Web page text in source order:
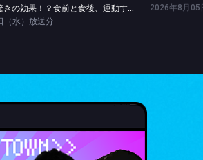
食後のお酢に驚きの効果！？食前と食後、運動するなら？
（水）放送分
2026年8月05